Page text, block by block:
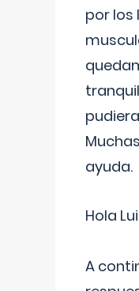
por los
ayuda.
Hola
A